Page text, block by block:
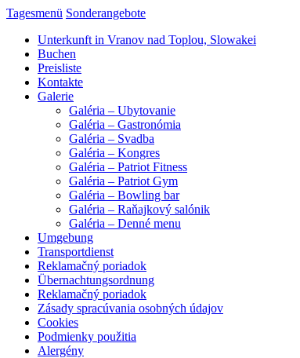
Tagesmenü Sonderangebote
Unterkunft in Vranov nad Toplou, Slowakei
Buchen
Preisliste
Kontakte
Galerie
Galéria – Ubytovanie
Galéria – Gastronómia
Galéria – Svadba
Galéria – Kongres
Galéria – Patriot Fitness
Galéria – Patriot Gym
Galéria – Bowling bar
Galéria – Raňajkový salónik
Galéria – Denné menu
Umgebung
Transportdienst
Reklamačný poriadok
Übernachtungsordnung
Reklamačný poriadok
Zásady spracúvania osobných údajov
Cookies
Podmienky použitia
Alergény